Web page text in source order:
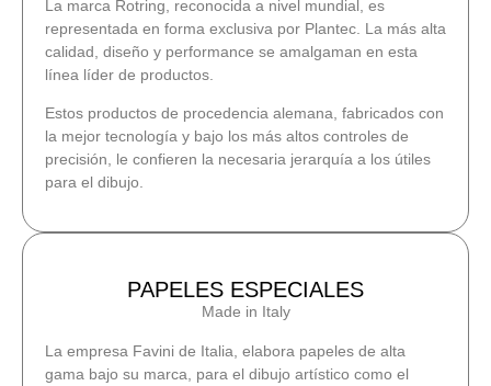
La marca Rotring, reconocida a nivel mundial, es
representada en forma exclusiva por Plantec. La más alta
calidad, diseño y performance se amalgaman en esta
línea líder de productos.
Estos productos de procedencia alemana, fabricados con
la mejor tecnología y bajo los más altos controles de
precisión, le confieren la necesaria jerarquía a los útiles
para el dibujo.
PAPELES ESPECIALES
Made in Italy
La empresa Favini de Italia, elabora papeles de alta
gama bajo su marca, para el dibujo artístico como el